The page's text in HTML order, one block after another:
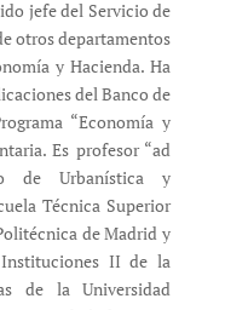
jefe del Servicio de
otros departamentos
y Hacienda. Ha
del Banco de
“Economía y
Es profesor “ad
de Urbanística y
Técnica Superior
de Madrid y
II de la
de la Universidad